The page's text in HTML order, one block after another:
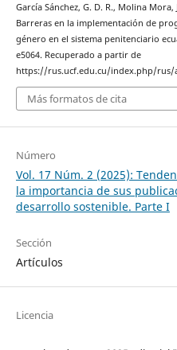
García Sánchez, G. D. R., Molina
Barreras en la implementación de
género en el sistema penitenciario
e5064. Recuperado a partir de
https://rus.ucf.edu.cu/index.php/rus/
Más formatos de cita
Número
Vol. 17 Núm. 2 (2025):
la importancia de sus
desarrollo sostenible. Parte I
Sección
Artículos
Licencia